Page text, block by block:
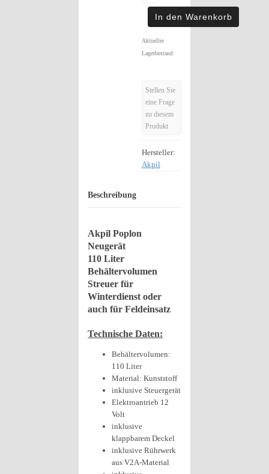
Aktueller
Lagerbestand
Stellen Sie
eine Frage
zu diesem
Produkt
Hersteller:
Akpil
Beschreibung
Akpil Poplon
Neugerät
110 Liter
Behältervolumen
Streuer für
Winterdienst oder
auch für Feldeinsatz
Technische Daten:
Behältervolumen:
110 Liter
Material: Kunststoff
inklusive Steuergerät
Elektroantrieb 12
Volt
inklusive
klappbarem Deckel
inklusive Rührwerk
aus V2A-Material